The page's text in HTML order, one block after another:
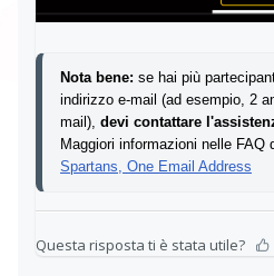
Nota bene: se hai più
indirizzo e-mail (ad esempio, 2
mail), devi contattare
Maggiori informazioni nelle FAQ
Spartans, One Email Address
Questa risposta ti è stata utile?